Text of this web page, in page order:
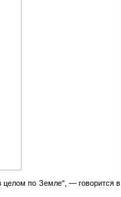
целом по Земле", — говорится в